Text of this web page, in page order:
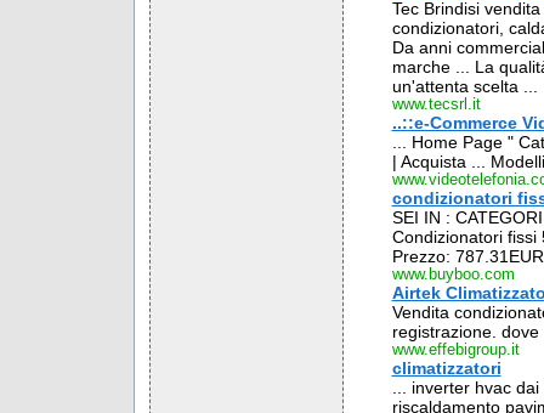
Tec Brindisi
condizionatori,
Da anni
marche ... La
un'attenta scelta ...
www.tecsrl.it
..::e-Commerce
... Home Page "
| Acquista ...
condizionatori
SEI IN :
Condizionatori fissi
Prezzo:
www.buyboo.com
Airtek
Vendita
registrazione. dove
www.effebigroup.it
climatizzatori
... inverter hvac
riscaldamento